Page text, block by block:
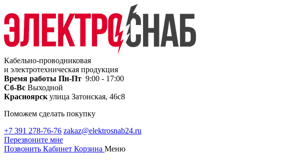
Кабельно-проводниковая
и электротехническая продукция
Время работы Пн-Пт 9:00 - 17:00
Сб-Вс Выходной
Красноярск улица Затонская, 46с8
Поможем сделать покупку
+7 391 278-76-76 zakaz@elektrosnab24.ru
Перезвоните мне
Позвонить Кабинет Корзина Меню